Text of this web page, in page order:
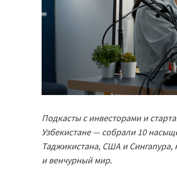
Подкасты с инвесторами и
Узбекистане — собрали 10
Таджикистана, США и Сингапура,
и венчурный мир.